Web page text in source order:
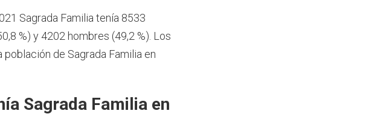
Sagrada Familia tenía 8533
%) y 4202 hombres (49,2 %). Los
de Sagrada Familia en
Sagrada Familia en